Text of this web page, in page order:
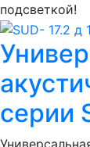
подсветкой!
серии